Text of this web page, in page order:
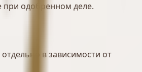
при одобренном деле.
в зависимости от